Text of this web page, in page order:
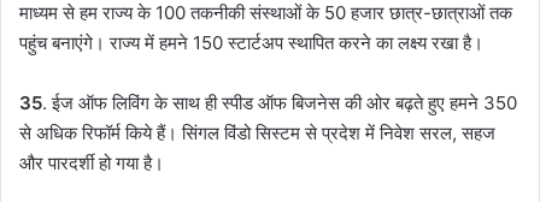
माध्यम से हम राज्य के 100 तकनीकी संस्थाओं के 50 हजार छात्र-छात्राओं तक
पहुंच बनाएंगे। राज्य में हमने 150 स्टार्टअप स्थापित करने का लक्ष्य रखा है।
35. ईज ऑफ लिविंग के साथ ही स्पीड ऑफ बिजनेस की ओर बढ़ते हुए हमने 350
से अधिक रिफॉर्म किये हैं। सिंगल विंडो सिस्टम से प्रदेश में निवेश सरल, सहज
और पारदर्शी हो गया है।